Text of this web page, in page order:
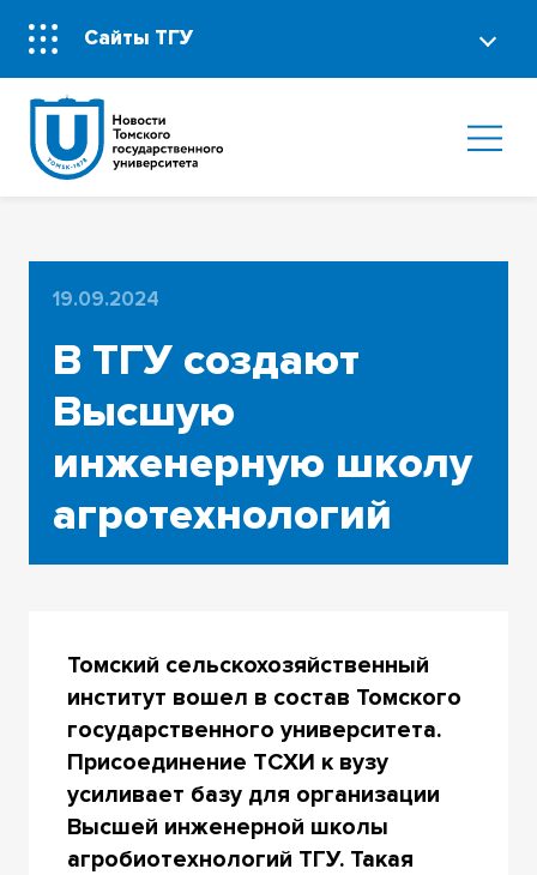
Сайты ТГУ
19.09.2024
В ТГУ создают
Высшую
инженерную школу
агротехнологий
Томский сельскохозяйственный
институт вошел в состав Томского
государственного университета.
Присоединение ТСХИ к вузу
усиливает базу для организации
Высшей инженерной школы
агробиотехнологий ТГУ. Такая